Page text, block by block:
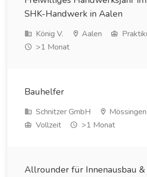
SHK-Handwerk in Aalen
König V. Aalen
>1 Monat
Bauhelfer
Schnitzer GmbH
Mössingen
Vollzeit
>1 Monat
Allrounder für Innenausbau &